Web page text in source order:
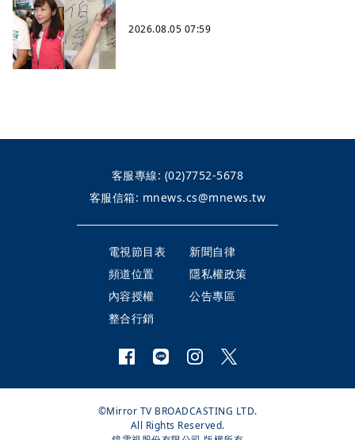
2026.08.05 07:59
客服專線: (02)7752-5678
客服信箱: mnews.cs@mnews.tw
電視節目表
新聞自律
頻道位置
隱私權政策
內容授權
公告專區
整合行銷
©Mirror TV BROADCASTING LTD.
All Rights Reserved.